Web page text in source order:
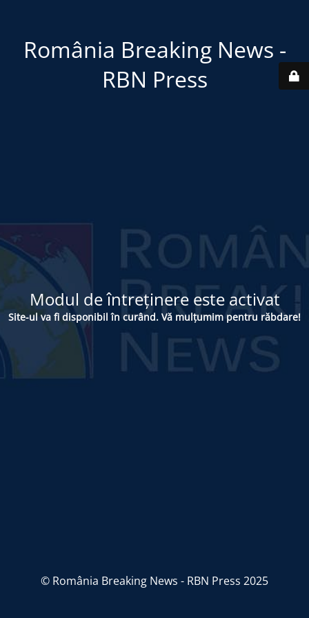
România Breaking News -
RBN Press
Modul de întreținere este activat
Site-ul va fi disponibil în curând. Vă mulțumim pentru răbdare!
© România Breaking News - RBN Press 2025